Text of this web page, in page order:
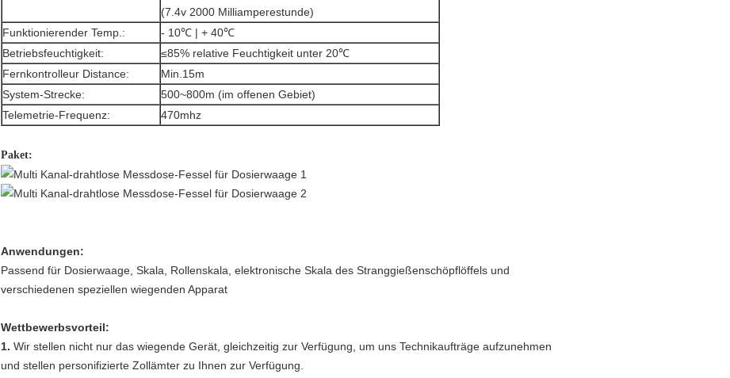
(7.4v 2000 Milliamperestunde)
Funktionierender Temp.:
- 10℃ | + 40℃
Betriebsfeuchtigkeit:
≤85% relative Feuchtigkeit unter 20℃
Fernkontrolleur Distance:
Min.15m
System-Strecke:
500~800m (im offenen Gebiet)
Telemetrie-Frequenz:
470mhz
Paket:
Anwendungen:
Passend für Dosierwaage, Skala, Rollenskala, elektronische Skala des Stranggießenschöpflöffels und
verschiedenen speziellen wiegenden Apparat
Wettbewerbsvorteil:
1. Wir stellen nicht nur das wiegende Gerät, gleichzeitig zur Verfügung, um uns Technikaufträge aufzunehmen
und stellen personifizierte Zollämter zu Ihnen zur Verfügung.